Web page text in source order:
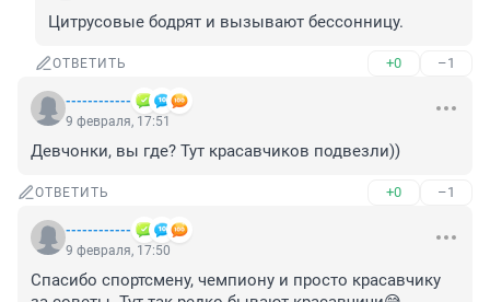
Цитрусовые бодрят и вызывают бессонницу.
ОТВЕТИТЬ +0 –1
------------
9 февраля, 17:51
Девчонки, вы где? Тут красавчиков подвезли))
ОТВЕТИТЬ +0 –1
------------
9 февраля, 17:50
Спасибо спортсмену, чемпиону и просто красавчику